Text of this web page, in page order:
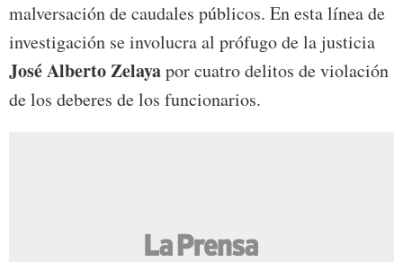
malversación de caudales públicos. En esta línea de
investigación se involucra al prófugo de la justicia
José Alberto Zelayapor cuatro delitos de violación
de los deberes de los funcionarios.